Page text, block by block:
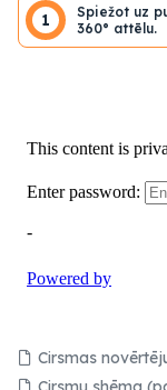
1
Spiežot uz
360° attēlu.
Cirsmas